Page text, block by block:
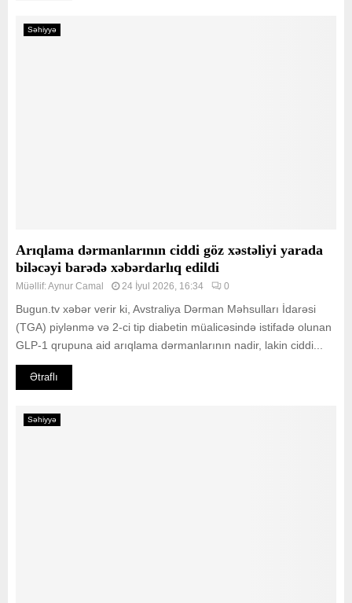
Səhiyyə
Arıqlama dərmanlarının ciddi göz xəstəliyi yarada
biləcəyi barədə xəbərdarlıq edildi
Müəllif:Aynur Camal 24 İyul 2026, 16:34 0
Bugun.tv xəbər verir ki, Avstraliya Dərman Məhsulları İdarəsi
(TGA) piylənmə və 2-ci tip diabetin müalicəsində istifadə olunan
GLP-1 qrupuna aid arıqlama dərmanlarının nadir, lakin ciddi...
Ətraflı
Səhiyyə